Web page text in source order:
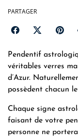
PARTAGER
Pendentif
véritables verres
d’Azur.
possèdent chacun
Chaque signe
faisant de votre
personne ne